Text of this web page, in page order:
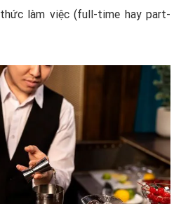
làm việc (full-time hay part-